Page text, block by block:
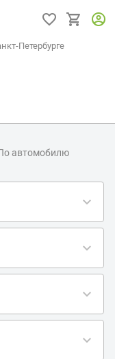
Петербурге
автомобилю